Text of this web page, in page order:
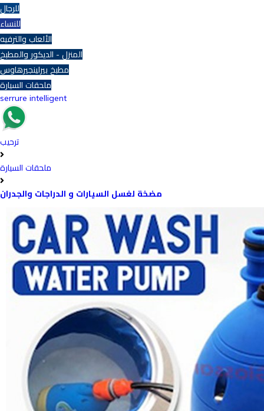
للرجال
للنساء
الألعاب والترفيه
المنزل - الديكور والمطبخ
مطبخ بيرلينجيرهاوس
ملحقات السيارة
serrure intelligent
ترحيب
ملحقات السيارة
مضخة لغسل السيارات و الدراجات والجدران